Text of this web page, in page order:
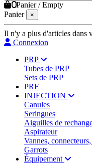
0Panier /Empty
Panier
×
Il n'y a plus d'articles dans
Connexion
PRP
Tubes de PRP
Sets de PRP
PRF
INJECTION
Canules
Seringues
Aiguilles de
Aspirateur
Vannes,
Garrots
Équipement